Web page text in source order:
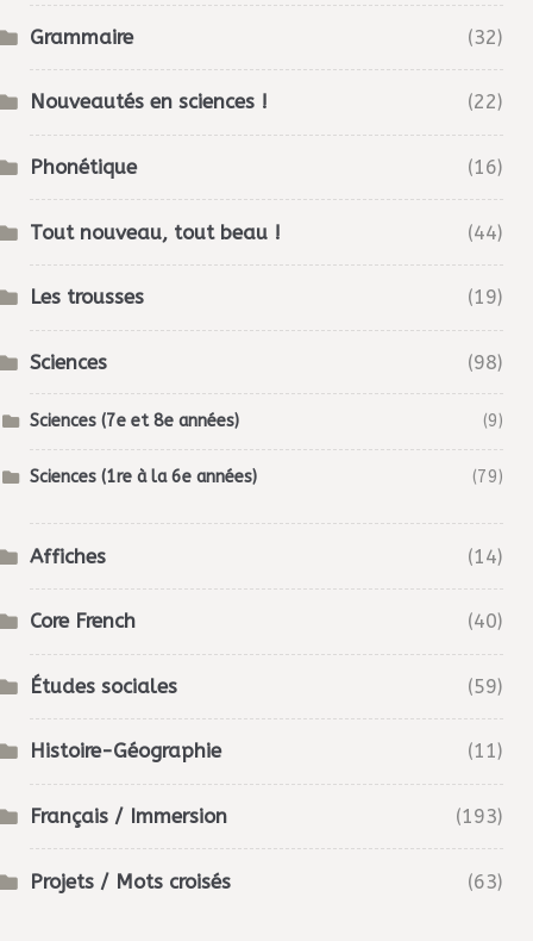
Grammaire (32)
Nouveautés en sciences ! (22)
Phonétique (16)
Tout nouveau, tout beau ! (44)
Les trousses (19)
Sciences (98)
Sciences (7e et 8e années) (9)
Sciences (1re à la 6e années) (79)
Affiches (14)
Core French (40)
Études sociales (59)
Histoire-Géographie (11)
Français / Immersion (193)
Projets / Mots croisés (63)